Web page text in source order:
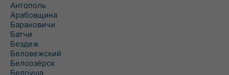
Антополь
Арабовщина
Барановичи
Батчи
Бездеж
Беловежский
Белоозёрск
Белоуша